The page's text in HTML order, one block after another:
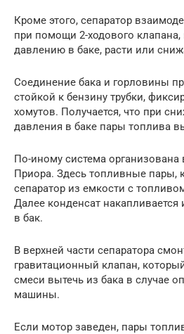
Кроме этого, сепаратор
при помощи 2-ходового
давлению в баке, расти или
Соединение бака и горловины
стойкой к бензину трубки,
хомутов. Получается, что при
давления в баке пары топлива
По-иному система
Приора. Здесь топливные пары,
сепаратор из емкости с
Далее конденсат накапливается
в бак.
В верхней части сепаратора
гравитационный клапан,
смеси вытечь из бака в случае
машины.
Если мотор заведен, пары